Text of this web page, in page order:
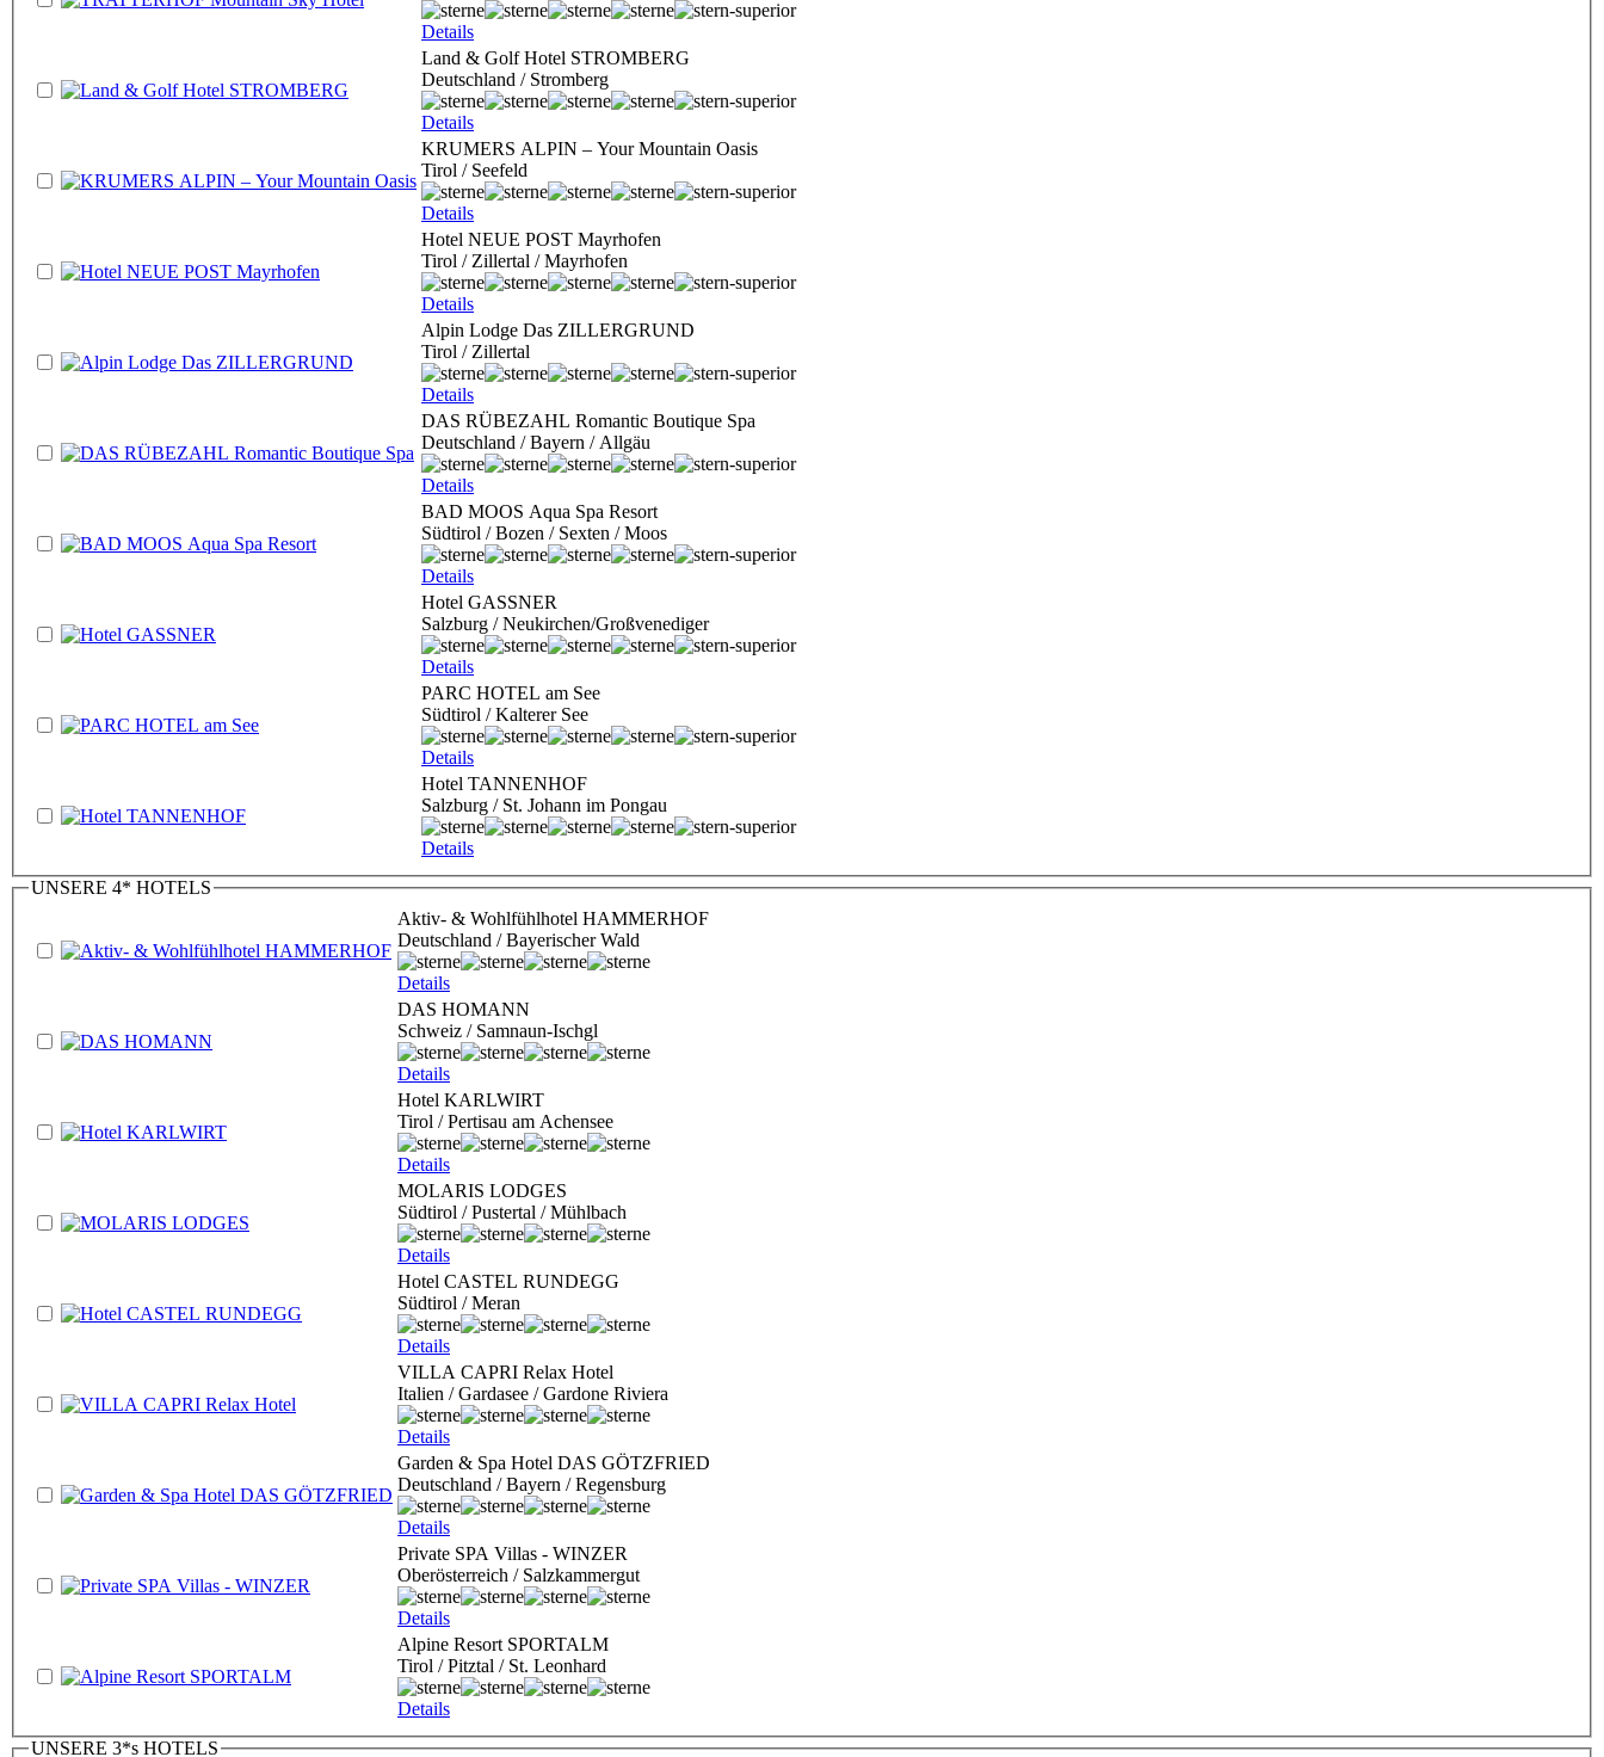
Details
Land & Golf Hotel STROMBERG
Deutschland / Stromberg
Details
KRUMERS ALPIN – Your Mountain Oasis
Tirol / Seefeld
Details
Hotel NEUE POST Mayrhofen
Tirol / Zillertal / Mayrhofen
Details
Alpin Lodge Das ZILLERGRUND
Tirol / Zillertal
Details
DAS RÜBEZAHL Romantic Boutique Spa
Deutschland / Bayern / Allgäu
Details
BAD MOOS Aqua Spa Resort
Südtirol / Bozen / Sexten / Moos
Details
Hotel GASSNER
Salzburg / Neukirchen/Großvenediger
Details
PARC HOTEL am See
Südtirol / Kalterer See
Details
Hotel TANNENHOF
Salzburg / St. Johann im Pongau
Details
UNSERE 4* HOTELS
Aktiv- & Wohlfühlhotel HAMMERHOF
Deutschland / Bayerischer Wald
Details
DAS HOMANN
Schweiz / Samnaun-Ischgl
Details
Hotel KARLWIRT
Tirol / Pertisau am Achensee
Details
MOLARIS LODGES
Südtirol / Pustertal / Mühlbach
Details
Hotel CASTEL RUNDEGG
Südtirol / Meran
Details
VILLA CAPRI Relax Hotel
Italien / Gardasee / Gardone Riviera
Details
Garden & Spa Hotel DAS GÖTZFRIED
Deutschland / Bayern / Regensburg
Details
Private SPA Villas - WINZER
Oberösterreich / Salzkammergut
Details
Alpine Resort SPORTALM
Tirol / Pitztal / St. Leonhard
Details
UNSERE 3*s HOTELS